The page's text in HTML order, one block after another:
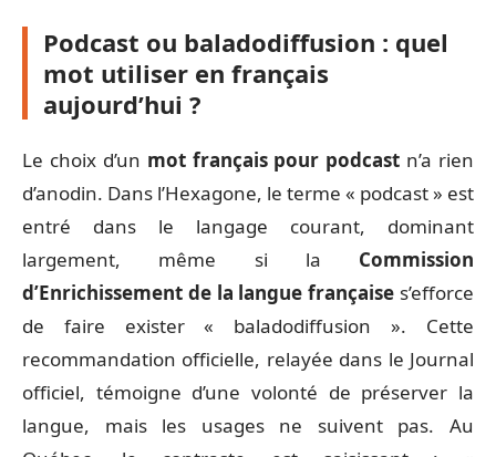
Podcast ou baladodiffusion : quel
mot utiliser en français
aujourd’hui ?
Le choix d’un mot français pour podcast n’a rien
d’anodin. Dans l’Hexagone, le terme « podcast » est
entré dans le langage courant, dominant
largement, même si la Commission
d’Enrichissement de la langue française s’efforce
de faire exister « baladodiffusion ». Cette
recommandation officielle, relayée dans le Journal
officiel, témoigne d’une volonté de préserver la
langue, mais les usages ne suivent pas. Au